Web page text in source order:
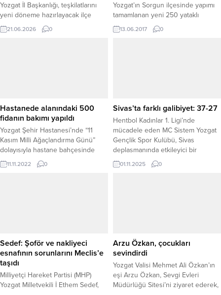
Yozgat İl Başkanlığı, teşkilatlarını
yeni döneme hazırlayacak ilçe
kongreleri için geri sayıma başladı.
MHP Yozgat İl Başkanı Tekin
katılacağını ve kongrelerin birlik,
beraberlik ve kardeşlik...
21.06.2026 0
Yozgat’ın Sorgun ilçesinde yapımı
tamamlanan yeni 250 yataklı
Sorgun Devlet Hastanesi hasta
kabulüne başladı.
13.06.2017 0
Hastanede alanındaki 500
fidanın bakımı yapıldı
Yozgat Şehir Hastanesi’nde “11
Kasım Milli Ağaçlandırma Günü”
dolayısıyla hastane bahçesinde
oluşturulan 500 fidanın bakımı
yapıldı.
11.11.2022 0
Sivas’ta farklı galibiyet: 37-27
Hentbol Kadınlar 1. Ligi’nde
mücadele eden MC Sistem Yozgat
Gençlik Spor Kulübü, Sivas
deplasmanında etkileyici bir
performans sergileyerek rakibini
farklı skorla mağlup etti.
01.11.2025 0
Sedef: Şoför ve nakliyeci
esnafının sorunlarını Meclis’e
taşıdı
Milliyetçi Hareket Partisi (MHP)
Yozgat Milletvekili İ Ethem Sedef,
Arzu Özkan, çocukları
sevindirdi
Yozgat Valisi Mehmet Ali Özkan’ın
eşi Arzu Özkan, Sevgi Evleri
Müdürlüğü Sitesi’ni ziyaret ederek,